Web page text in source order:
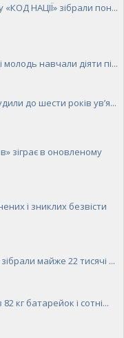
«КОД НАЦІЇ» зібрали пон...
молодь навчали діяти пі...
до шести років ув’я...
зіграє в оновленому
і зниклих безвісти
майже 22 тисячі ...
кг батарейок і сотні...